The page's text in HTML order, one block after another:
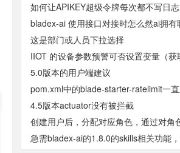
如何让APIKEY超级令牌每次都不写日志
这是部门或人员下拉选择
5.0版本的用户端建议
4.5版本actuator没有被拦截